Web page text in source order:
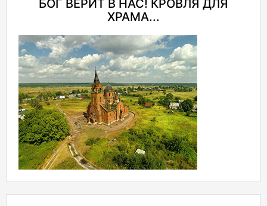
БОГ ВЕРИТ В НАС! КРОВЛЯ ДЛЯ
ХРАМА...